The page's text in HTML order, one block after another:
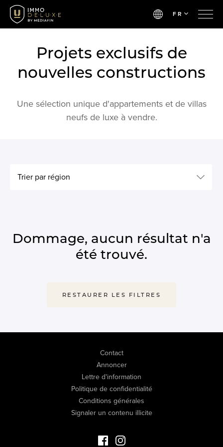
FR
Projets exclusifs de
nouvelles constructions
Une sélection unique d'appartements et de villas
neufs de luxe à vendre.
Trier par région
Dommage, aucun résultat n'a
été trouvé.
RESTAURER LES FILTRES
Contact
Annoncer
Lettre d'information
Politique de confidentialité
Conditions générales
Signaler un contenu illicite
Facebook Immo de Luxe
Instagram Immo de Luxe